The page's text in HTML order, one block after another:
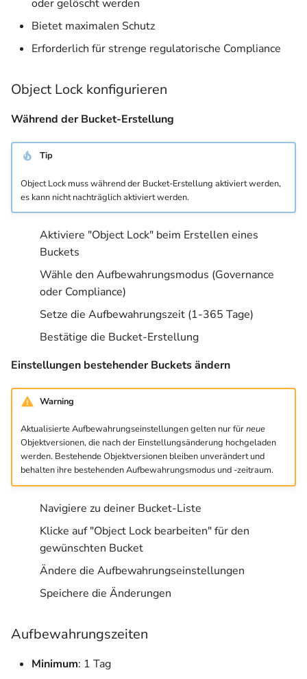
oder gelöscht werden
Bietet maximalen Schutz
Erforderlich für strenge regulatorische Compliance
Object Lock konfigurieren
Während der Bucket-Erstellung
Tip
Object Lock muss während der Bucket-Erstellung aktiviert werden,
es kann nicht nachträglich aktiviert werden.
Aktiviere "Object Lock" beim Erstellen eines
Buckets
Wähle den Aufbewahrungsmodus (Governance
oder Compliance)
Setze die Aufbewahrungszeit (1-365 Tage)
Bestätige die Bucket-Erstellung
Einstellungen bestehender Buckets ändern
Warning
Aktualisierte Aufbewahrungseinstellungen gelten nur fürneue
Objektversionen, die nach der Einstellungsänderung hochgeladen
werden. Bestehende Objektversionen bleiben unverändert und
behalten ihre bestehenden Aufbewahrungsmodus und -zeitraum.
Navigiere zu deiner Bucket-Liste
Klicke auf "Object Lock bearbeiten" für den
gewünschten Bucket
Ändere die Aufbewahrungseinstellungen
Speichere die Änderungen
Aufbewahrungszeiten
Minimum: 1 Tag